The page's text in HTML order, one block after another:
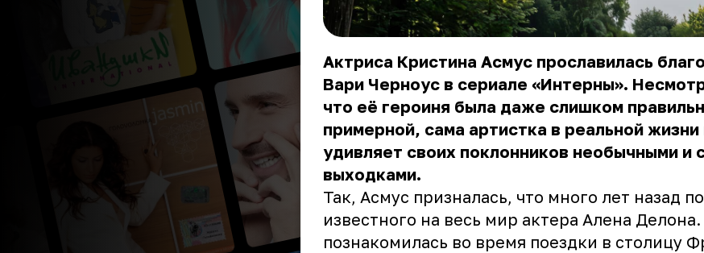
Актриса Кристина Асмус прославилась
Вари Черноус в сериале «Интерны».
что её героиня была даже слишком
примерной, сама артистка в реальной
удивляет своих поклонников необычными и
выходками.
Так, Асмус призналась, что много лет назад
известного на весь мир актера Алена
познакомилась во время поездки в столицу